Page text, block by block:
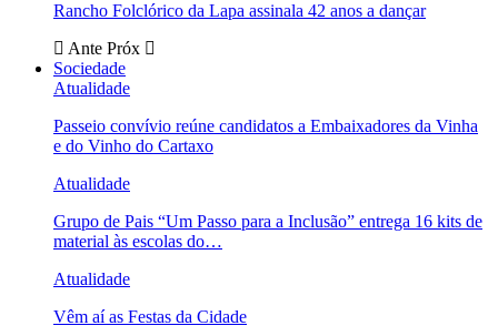
Rancho Folclórico da Lapa assinala 42 anos a dançar
Ante Próx
Sociedade
Atualidade
Passeio convívio reúne candidatos a Embaixadores da Vinha
e do Vinho do Cartaxo
Atualidade
Grupo de Pais “Um Passo para a Inclusão” entrega 16 kits de
material às escolas do…
Atualidade
Vêm aí as Festas da Cidade